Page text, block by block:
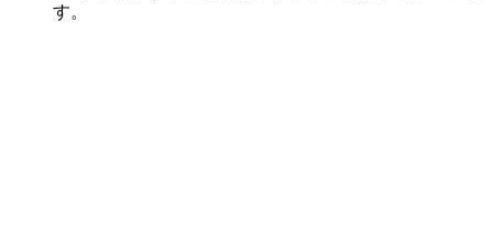
す。